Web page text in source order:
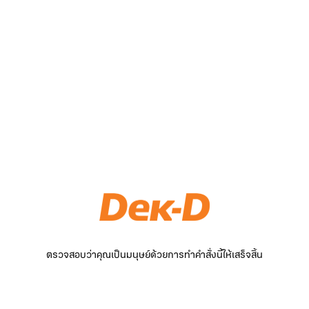
ตรวจสอบว่าคุณเป็นมนุษย์ด้วยการทำคำสั่งนี้ให้เสร็จสิ้น